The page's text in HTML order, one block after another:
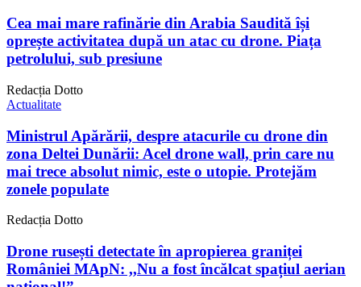
Cea mai mare rafinărie din Arabia Saudită își
oprește activitatea după un atac cu drone. Piața
petrolului, sub presiune
Redacția Dotto
Actualitate
Ministrul Apărării, despre atacurile cu drone din
zona Deltei Dunării: Acel drone wall, prin care nu
mai trece absolut nimic, este o utopie. Protejăm
zonele populate
Redacția Dotto
Drone rusești detectate în apropierea graniței
României MApN: ,,Nu a fost încălcat spațiul aerian